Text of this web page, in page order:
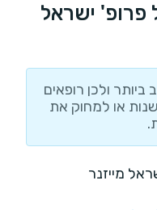
פרופ' ישראל
ולכן רופאים
או למחוק את
מייזנר